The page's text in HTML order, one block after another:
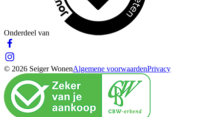
Onderdeel van
© 2026 Seiger WonenAlgemene voorwaardenPrivacy